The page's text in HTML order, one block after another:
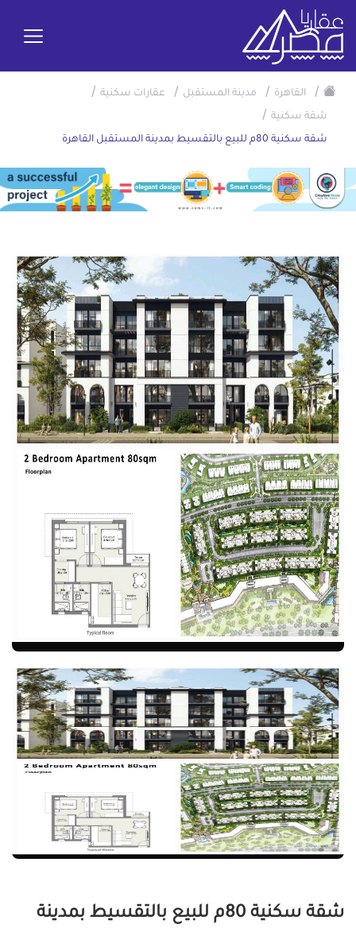
/ القاهرة / مدينة المستقبل / عقارات سكنية /
شقة سكنية /
شقة سكنية 80م للبيع بالتقسيط بمدينة المستقبل القاهرة
شقة سكنية 80م للبيع بالتقسيط بمدينة